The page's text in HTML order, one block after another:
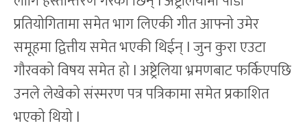
प्रतियोगितामा समेत भाग लिएकी गीत आफ्नो उमेर
समूहमा द्वित्तीय समेत भएकी थिईन् l जुन कुरा एउटा
गौरवको विषय समेत हो l अष्ट्रेलिया भ्रमणबाट फर्किएपछि
उनले लेखेको संस्मरण पत्र पत्रिकामा समेत प्रकाशित
भएको थियो l